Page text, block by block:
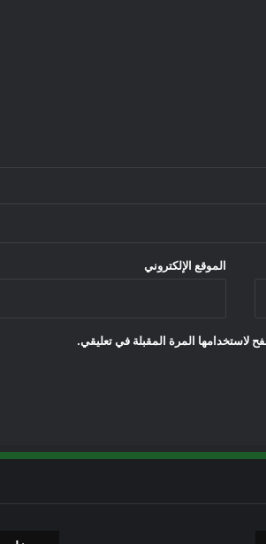
الموقع الإلكتروني
لاستخدامها المرة المقبلة في تعليقي.